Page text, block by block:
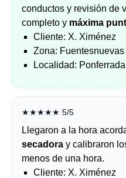
conductos y revisión de
completo y máxima
Cliente: X. Ximénez
Zona: Fuentesnuevas
Localidad: Ponferrada
★★★★★ 5/5
Llegaron a la hora
secadora y calibraron
menos de una hora.
Cliente: X. Ximénez